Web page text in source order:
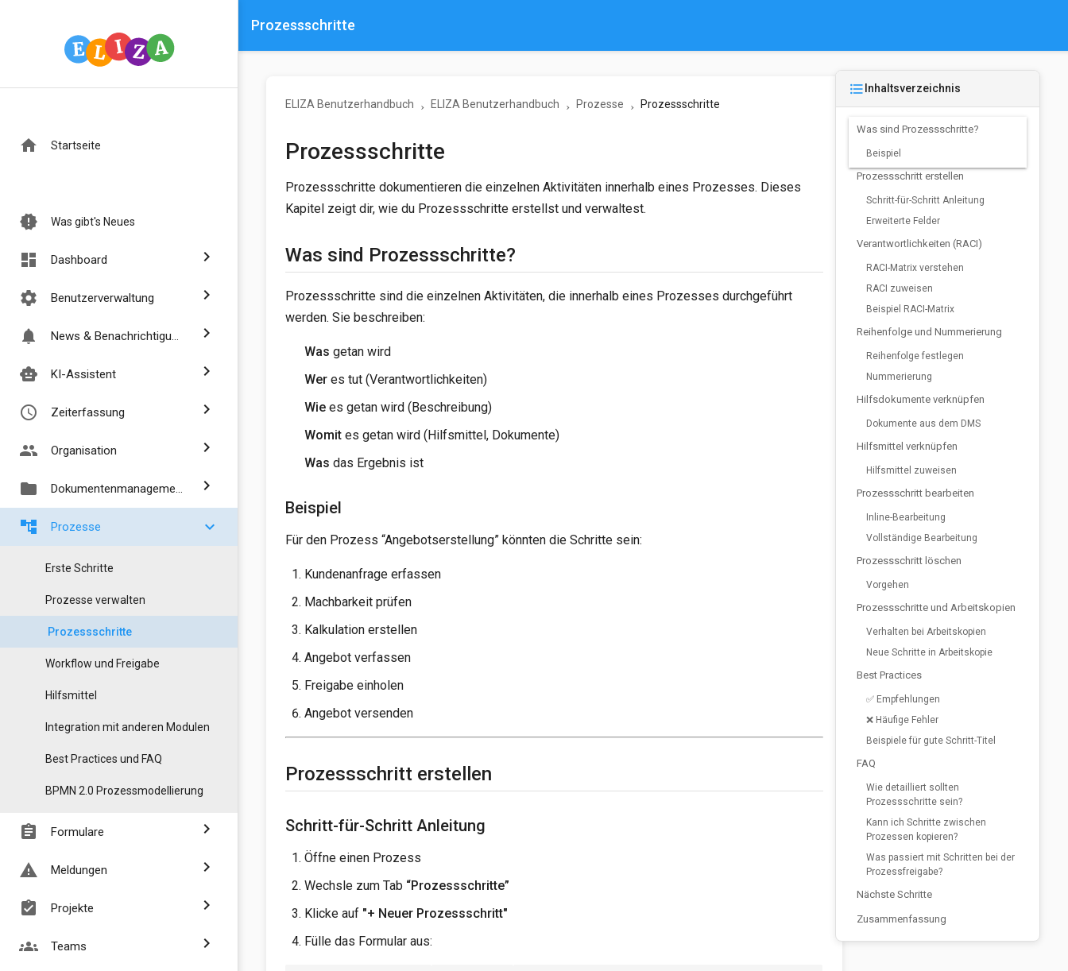
home Startseite
new_releases Was gibt's Neues
dashboard Dashboard chevron_right
settings Benutzerverwaltung chevron_right
notifications News & Benachrichtigungen chevron_right
smart_toy KI-Assistent chevron_right
access_time Zeiterfassung chevron_right
people Organisation chevron_right
folder Dokumentenmanagement chevron_right
account_tree Prozesse chevron_right
Erste Schritte
Prozesse verwalten
Prozessschritte
Workflow und Freigabe
Hilfsmittel
Integration mit anderen Modulen
Best Practices und FAQ
BPMN 2.0 Prozessmodellierung
assignment Formulare chevron_right
report_problem Meldungen chevron_right
assignment_turned_in Projekte chevron_right
groups Teams chevron_right
Prozessschritte
ELIZA Benutzerhandbuch ELIZA Benutzerhandbuch Prozesse Prozessschritte
Prozessschritte
Prozessschritte dokumentieren die einzelnen Aktivitäten innerhalb eines Prozesses. Dieses
Kapitel zeigt dir, wie du Prozessschritte erstellst und verwaltest.
Was sind Prozessschritte?
Prozessschritte sind die einzelnen Aktivitäten, die innerhalb eines Prozesses durchgeführt
werden. Sie beschreiben:
Was getan wird
Wer es tut (Verantwortlichkeiten)
Wie es getan wird (Beschreibung)
Womit es getan wird (Hilfsmittel, Dokumente)
Was das Ergebnis ist
Beispiel
Für den Prozess “Angebotserstellung” könnten die Schritte sein:
Kundenanfrage erfassen
Machbarkeit prüfen
Kalkulation erstellen
Angebot verfassen
Freigabe einholen
Angebot versenden
Prozessschritt erstellen
Schritt-für-Schritt Anleitung
Öffne einen Prozess
Wechsle zum Tab “Prozessschritte”
Klicke auf "+ Neuer Prozessschritt"
Fülle das Formular aus:
format_list_bulleted Inhaltsverzeichnis
Was sind Prozessschritte?
Beispiel
Prozessschritt erstellen
Schritt-für-Schritt Anleitung
Erweiterte Felder
Verantwortlichkeiten (RACI)
RACI-Matrix verstehen
RACI zuweisen
Beispiel RACI-Matrix
Reihenfolge und Nummerierung
Reihenfolge festlegen
Nummerierung
Hilfsdokumente verknüpfen
Dokumente aus dem DMS
Hilfsmittel verknüpfen
Hilfsmittel zuweisen
Prozessschritt bearbeiten
Inline-Bearbeitung
Vollständige Bearbeitung
Prozessschritt löschen
Vorgehen
Prozessschritte und Arbeitskopien
Verhalten bei Arbeitskopien
Neue Schritte in Arbeitskopie
Best Practices
✅ Empfehlungen
❌ Häufige Fehler
Beispiele für gute Schritt-Titel
FAQ
Wie detailliert sollten
Prozessschritte sein?
Kann ich Schritte zwischen
Prozessen kopieren?
Was passiert mit Schritten bei der
Prozessfreigabe?
Nächste Schritte
Zusammenfassung